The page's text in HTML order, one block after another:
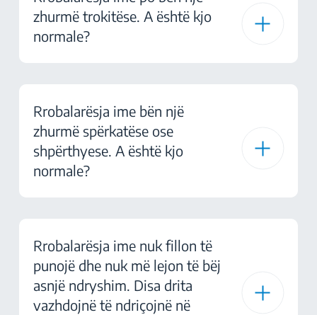
zhurmë trokitëse. A është kjo
normale?
Rrobalarësja ime bën një
zhurmë spërkatëse ose
shpërthyese. A është kjo
normale?
Rrobalarësja ime nuk fillon të
punojë dhe nuk më lejon të bëj
asnjë ndryshim. Disa drita
vazhdojnë të ndriçojnë në